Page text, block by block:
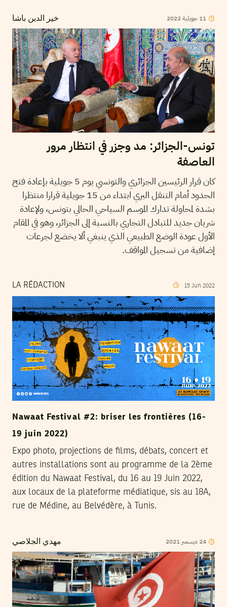
خير الدين باشا 11 جويلية2022
تونس-الجزائر: مد وجزر في انتظار مرور
العاصفة
كان قرار الرئيسين الجزائري والتونسي يوم 5 جويلية بإعادة فتح
الحدود أمام التنقل البري ابتداء من 15 جويلية قرارا منتظرا
بشدة لمحاولة تدارك الموسم السياحي الحالي بتونس، ولإعادة
شريان جديد للتبادل التجاري بالنسبة إلى الجزائر، وهو في المقام
الأول عودة الوضع الطبيعي الذي ينبغي ألا يخضع لجرعات
إضافية من تسجيل المواقف.
LA RÉDACTION 15 Jun 2022
Nawaat Festival #2: briser les frontières (16-
19 juin 2022)
Expo photo, projections de films, débats, concert et
autres installations sont au programme de la 2ème
édition du Nawaat Festival, du 16 au 19 Juin 2022,
aux locaux de la plateforme médiatique, sis au 18A,
rue de Médine, au Belvédère, à Tunis.
مهدي الجلاصي 24 ديسمبر 2021